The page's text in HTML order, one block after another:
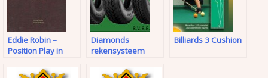
Eddie Robin –
Position Play in
Billiards
Diamonds
rekensysteem
Billiards 3 Cushion